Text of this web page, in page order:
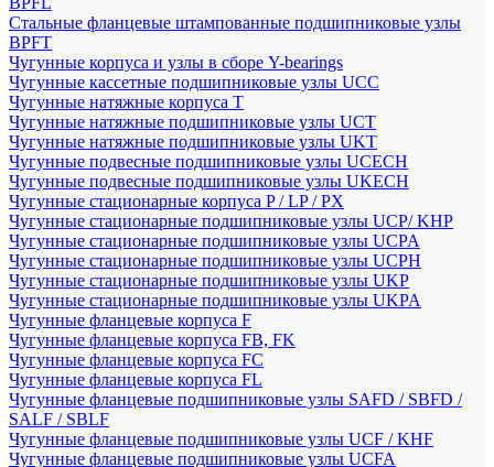
Стальные фланцевые штампованные подшипниковые узлы
BPFT
Чугунные корпуса и узлы в сборе Y-bearings
Чугунные кассетные подшипниковые узлы UCC
Чугунные натяжные корпуса T
Чугунные натяжные подшипниковые узлы UCT
Чугунные натяжные подшипниковые узлы UKT
Чугунные подвесные подшипниковые узлы UCECH
Чугунные подвесные подшипниковые узлы UKECH
Чугунные стационарные корпуса P / LP / PX
Чугунные стационарные подшипниковые узлы UCP/ KHP
Чугунные стационарные подшипниковые узлы UCPA
Чугунные стационарные подшипниковые узлы UCPH
Чугунные стационарные подшипниковые узлы UKP
Чугунные стационарные подшипниковые узлы UKPA
Чугунные фланцевые корпуса F
Чугунные фланцевые корпуса FB, FK
Чугунные фланцевые корпуса FC
Чугунные фланцевые корпуса FL
Чугунные фланцевые подшипниковые узлы SAFD / SBFD /
SALF / SBLF
Чугунные фланцевые подшипниковые узлы UCF / KHF
Чугунные фланцевые подшипниковые узлы UCFA